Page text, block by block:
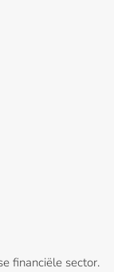
financiële sector.